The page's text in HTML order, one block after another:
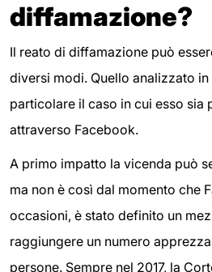
diffamazione?
Il reato di diffamazione può
diversi modi. Quello analizzato
particolare il caso in cui esso sia
attraverso Facebook.
A primo impatto la vicenda può
ma non è così dal momento che
occasioni, è stato definito un
raggiungere un numero
persone. Sempre nel 2017, la